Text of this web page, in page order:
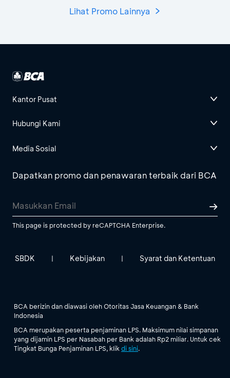
Lihat Promo Lainnya
Kantor Pusat
Hubungi Kami
Media Sosial
Dapatkan promo dan penawaran terbaik dari BCA
This page is protected by reCAPTCHA Enterprise.
SBDK | Kebijakan | Syarat dan Ketentuan
BCA berizin dan diawasi oleh Otoritas Jasa Keuangan & Bank
Indonesia
BCA merupakan peserta penjaminan LPS. Maksimum nilai simpanan
yang dijamin LPS per Nasabah per Bank adalah Rp2 miliar. Untuk cek
Tingkat Bunga Penjaminan LPS, klik di sini.